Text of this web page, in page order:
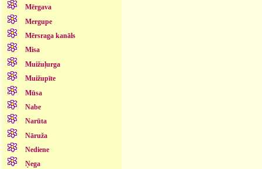
Mērgava
Mergupe
Mērsraga kanāls
Misa
Muižuļurga
Muižupīte
Mūsa
Nabe
Narūta
Nāruža
Nediene
Ņega